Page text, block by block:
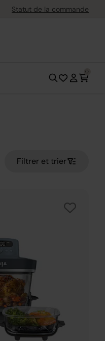
Statut de la commande
0
Filtrer et trier